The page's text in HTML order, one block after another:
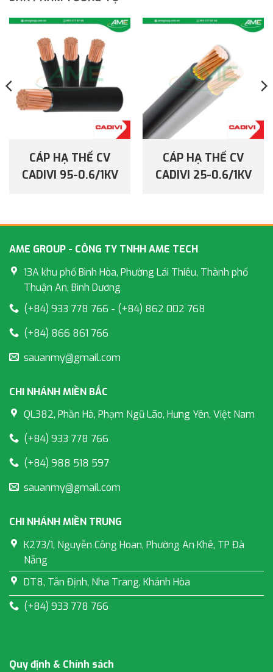
CÁP HẠ THẾ CV
CADIVI 95-0.6/1KV
CÁP HẠ THẾ CV
CADIVI 25-0.6/1KV
AME GROUP - CÔNG TY TNHH AME TECH
13A khu phố Bình Hòa, Phường Lái Thiêu, Thành phố
Thuận An, Bình Dương
(+84) 933 778 766 - (+84) 862 002 768
(+84) 866 861 766
sauanmy@gmail.com
CHI NHÁNH MIỀN BẮC
QL382, Phần Hà, Phạm Ngũ Lão, Hưng Yên, Việt Nam
(+84) 933 778 766
(+84) 988 518 597
sauanmy@gmail.com
CHI NHÁNH MIỀN TRUNG
K273/1, Nguyễn Công Hoan, Phường An Khê, TP Đà
Nẵng
DT8, Tân Định, Nha Trang, Khánh Hòa
(+84) 933 778 766
Quy định & Chính sách